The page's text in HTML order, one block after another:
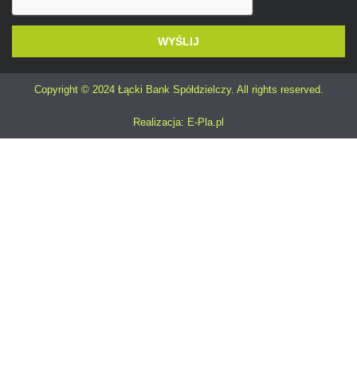
WYŚLIJ
Alternative:
Copyright © 2024 Łącki Bank Spółdzielczy. All rights reserved.
Realizacja: E-Pla.pl